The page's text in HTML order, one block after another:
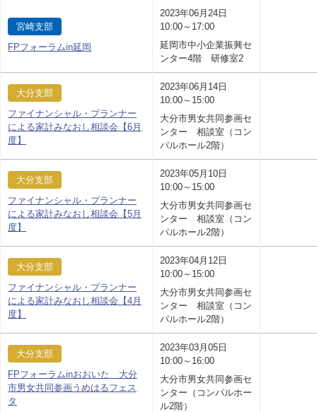
宮崎支部
FPフォーラムin延岡
2023年06月24日
10:00～17:00
延岡市中小企業振興セ
ンター4階 研修室2
大分支部
ファイナンシャル・プランナー
による家計みなおし相談会【6月
度】
2023年06月14日
10:00～15:00
大分市男女共同参画セ
ンター 相談室（コン
パルホール2階）
大分支部
ファイナンシャル・プランナー
による家計みなおし相談会【5月
度】
2023年05月10日
10:00～15:00
大分市男女共同参画セ
ンター 相談室（コン
パルホール2階）
大分支部
ファイナンシャル・プランナー
による家計みなおし相談会【4月
度】
2023年04月12日
10:00～15:00
大分市男女共同参画セ
ンター 相談室（コン
パルホール2階）
大分支部
FPフォーラムinおおいた 大分
市男女共同参画うめはるフェス
タ
2023年03月05日
10:00～16:00
大分市男女共同参画セ
ンター（コンパルホー
ル2階）